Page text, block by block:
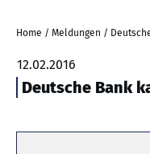
Home / Meldungen /
12.02.2016
Deutsche Bank